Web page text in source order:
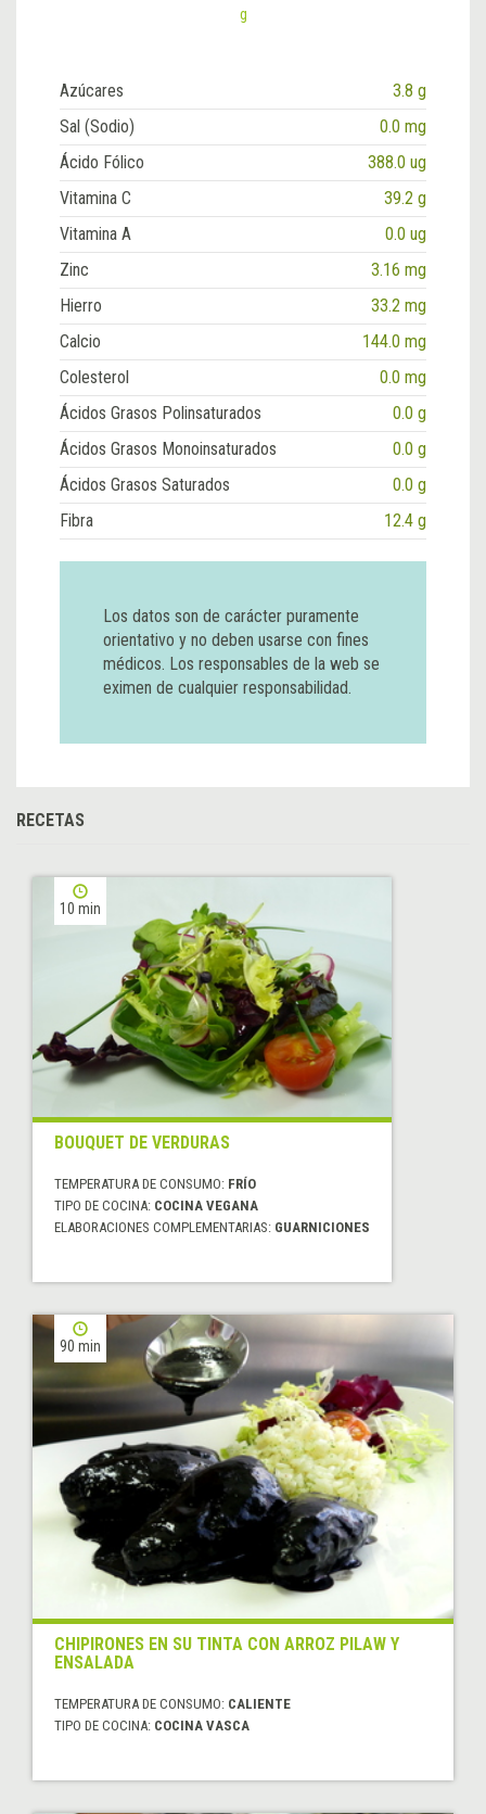
g
Azúcares
3.8 g
Sal (Sodio)
0.0 mg
Ácido Fólico
388.0 ug
Vitamina C
39.2 g
Vitamina A
0.0 ug
Zinc
3.16 mg
Hierro
33.2 mg
Calcio
144.0 mg
Colesterol
0.0 mg
Ácidos Grasos Polinsaturados
0.0 g
Ácidos Grasos Monoinsaturados
0.0 g
Ácidos Grasos Saturados
0.0 g
Fibra
12.4 g
Los datos son de carácter puramente
orientativo y no deben usarse con fines
médicos. Los responsables de la web se
eximen de cualquier responsabilidad.
RECETAS
10 min
BOUQUET DE VERDURAS
TEMPERATURA DE CONSUMO: FRÍO
TIPO DE COCINA: COCINA VEGANA
ELABORACIONES COMPLEMENTARIAS: GUARNICIONES
90 min
CHIPIRONES EN SU TINTA CON ARROZ PILAW Y
ENSALADA
TEMPERATURA DE CONSUMO: CALIENTE
TIPO DE COCINA: COCINA VASCA